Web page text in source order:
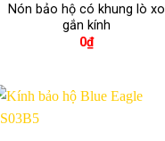
Nón bảo hộ có khung lò xo
gắn kính
0₫